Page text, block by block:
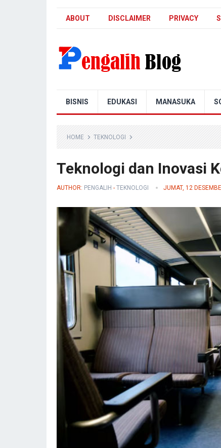
ABOUT DISCLAIMER PRIVACY
BISNIS EDUKASI MANASUKA
HOME TEKNOLOGI
Teknologi dan Inovasi
AUTHOR: PENGALIH - TEKNOLOGI JUMAT, 12